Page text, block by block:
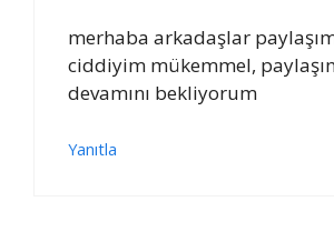
merhaba arkadaşlar
ciddiyim mükemmel,
devamını bekliyorum
Yanıtla